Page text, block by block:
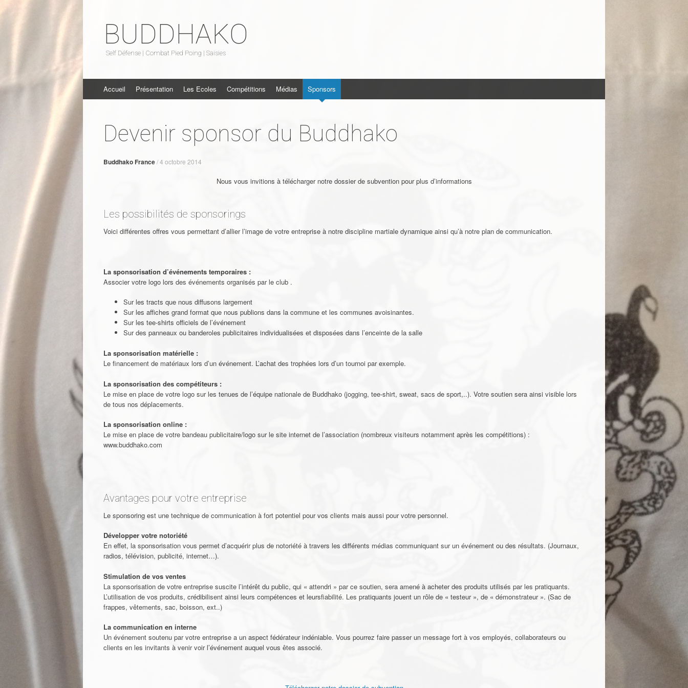
BUDDHAKO
Self Défense | Combat Pied Poing | Saisies
Aller au contenu
Accueil Présentation Les Ecoles Compétitions Médias Sponsors
Devenir sponsor du Buddhako
Buddhako France/4 octobre 2014
Nous vous invitions à télécharger notre dossier de subvention pour plus d’informations
Les possibilités de sponsorings
Voici différentes offres vous permettant d’allier l’image de votre entreprise à notre discipline martiale dynamique ainsi qu’à notre plan de communication.
La sponsorisation d’événements temporaires :
Associer votre logo lors des événements organisés par le club .
Sur les tracts que nous diffusons largement
Sur les affiches grand format que nous publions dans la commune et les communes avoisinantes.
Sur les tee-shirts officiels de l’événement
Sur des panneaux ou banderoles publicitaires individualisées et disposées dans l’enceinte de la salle
La sponsorisation matérielle :
Le financement de matériaux lors d’un événement. L’achat des trophées lors d’un tournoi par exemple.
La sponsorisation des compétiteurs :
Le mise en place de votre logo sur les tenues de l’équipe nationale de Buddhako (jogging, tee-shirt, sweat, sacs de sport,..). Votre soutien sera ainsi visible lors
de tous nos déplacements.
La sponsorisation online :
Le mise en place de votre bandeau publicitaire/logo sur le site internet de l’association (nombreux visiteurs notamment après les compétitions) :
www.buddhako.com
Avantages pour votre entreprise
Le sponsoring est une technique de communication à fort potentiel pour vos clients mais aussi pour votre personnel.
Développer votre notoriété
En effet, la sponsorisation vous permet d’acquérir plus de notoriété à travers les différents médias communiquant sur un événement ou des résultats. (Journaux,
radios, télévision, publicité, internet…).
Stimulation de vos ventes
La sponsorisation de votre entreprise suscite l’intérêt du public, qui « attendri » par ce soutien, sera amené à acheter des produits utilisés par les pratiquants.
L’utilisation de vos produits, crédibilisent ainsi leurs compétences et leursfiabilité. Les pratiquants jouent un rôle de « testeur », de « démonstrateur ». (Sac de
frappes, vêtements, sac, boisson, ext..)
La communication en interne
Un événement soutenu par votre entreprise a un aspect fédérateur indéniable. Vous pourrez faire passer un message fort à vos employés, collaborateurs ou
clients en les invitants à venir voir l’événement auquel vous êtes associé.